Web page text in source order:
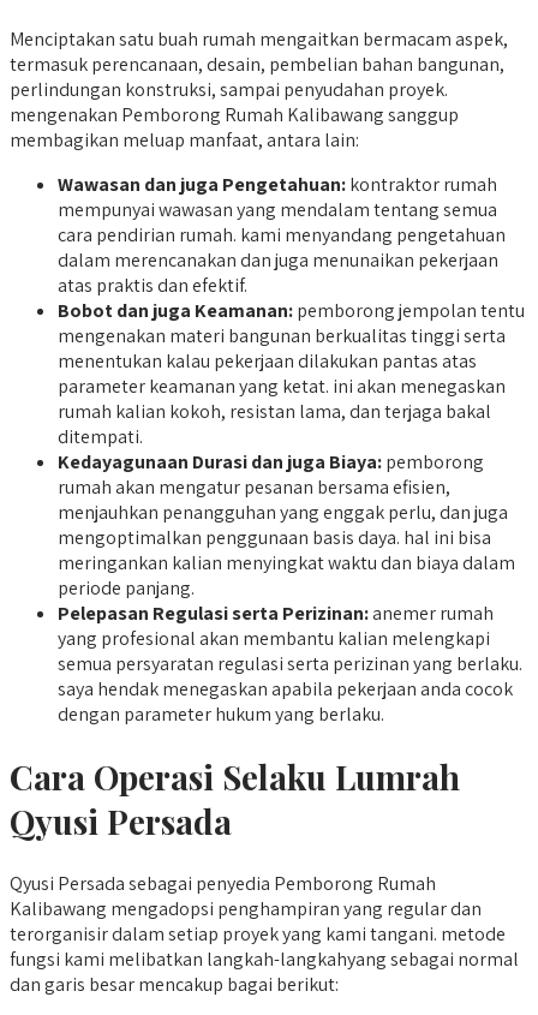
Menciptakan satu buah rumah mengaitkan bermacam aspek,
termasuk perencanaan, desain, pembelian bahan bangunan,
perlindungan konstruksi, sampai penyudahan proyek.
mengenakan Pemborong Rumah Kalibawang sanggup
membagikan meluap manfaat, antara lain:
Wawasan dan juga Pengetahuan:kontraktor rumah
mempunyai wawasan yang mendalam tentang semua
cara pendirian rumah. kami menyandang pengetahuan
dalam merencanakan dan juga menunaikan pekerjaan
atas praktis dan efektif.
Bobot dan juga Keamanan:pemborong jempolan tentu
mengenakan materi bangunan berkualitas tinggi serta
menentukan kalau pekerjaan dilakukan pantas atas
parameter keamanan yang ketat. ini akan menegaskan
rumah kalian kokoh, resistan lama, dan terjaga bakal
ditempati.
Kedayagunaan Durasi dan juga Biaya:pemborong
rumah akan mengatur pesanan bersama efisien,
menjauhkan penangguhan yang enggak perlu, dan juga
mengoptimalkan penggunaan basis daya. hal ini bisa
meringankan kalian menyingkat waktu dan biaya dalam
periode panjang.
Pelepasan Regulasi serta Perizinan:anemer rumah
yang profesional akan membantu kalian melengkapi
semua persyaratan regulasi serta perizinan yang berlaku.
saya hendak menegaskan apabila pekerjaan anda cocok
dengan parameter hukum yang berlaku.
Cara Operasi Selaku Lumrah
Qyusi Persada
Qyusi Persada sebagai penyedia Pemborong Rumah
Kalibawang mengadopsi penghampiran yang regular dan
terorganisir dalam setiap proyek yang kami tangani. metode
fungsi kami melibatkan langkah-langkahyang sebagai normal
dan garis besar mencakup bagai berikut: